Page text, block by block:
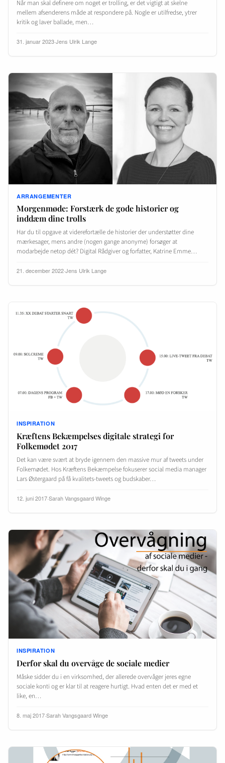
Når man skal definere om noget er trolling, er det vigtigt at skelne
mellem afsenderens måde at respondere på. Nogle er utilfredse, ytrer
kritik og laver ballade, men…
31. januar 2023·Jens Ulrik Lange
ARRANGEMENTER
Morgenmøde: Forstærk de gode historier og
inddæm dine trolls
Har du til opgave at viderefortælle de historier der understøtter dine
mærkesager, mens andre (nogen gange anonyme) forsøger at
modarbejde netop dét? Digital Rådgiver og forfatter, Katrine Emme…
21. december 2022·Jens Ulrik Lange
INSPIRATION
Kræftens Bekæmpelses digitale strategi for
Folkemødet 2017
Det kan være svært at bryde igennem den massive mur af tweets under
Folkemødet. Hos Kræftens Bekæmpelse fokuserer social media manager
Lars Østergaard på få kvalitets-tweets og budskaber…
12. juni 2017·Sarah Vangsgaard Winge
INSPIRATION
Derfor skal du overvåge de sociale medier
Måske sidder du i en virksomhed, der allerede overvåger jeres egne
sociale konti og er klar til at reagere hurtigt. Hvad enten det er med et
like, en…
8. maj 2017·Sarah Vangsgaard Winge